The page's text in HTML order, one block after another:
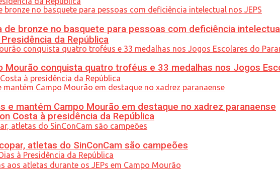
da República
Costa à presidência da República
de bronze no basquete para pessoas com deficiência
Mourão conquista quatro troféus e 33 medalhas nos Jogos
e mantém Campo Mourão em destaque no xadrez paranaense
atletas do SinConCam são campeões